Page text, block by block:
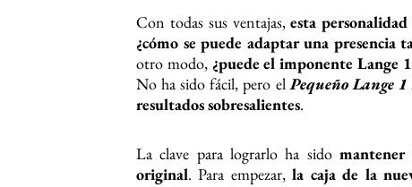
Con todas sus ventajas,esta
¿cómo se puede adaptar una presencia
otro modo, ¿puede el imponente Lange
No ha sido fácil, pero elPequeño Lange
resultados sobresalientes.
La clave para lograrlo ha sidomantener
original. Para empezar,la caja de la